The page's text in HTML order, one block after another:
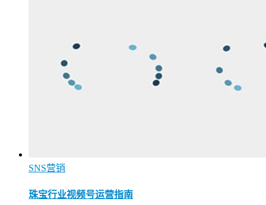
SNS营销
珠宝行业视频号运营指南